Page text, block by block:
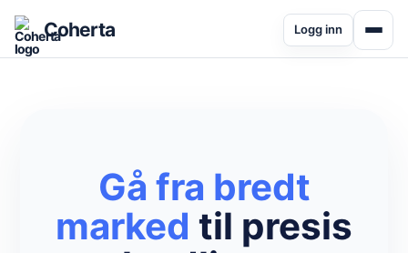
Coherta Logg inn
Gå fra bredt
marked til presis